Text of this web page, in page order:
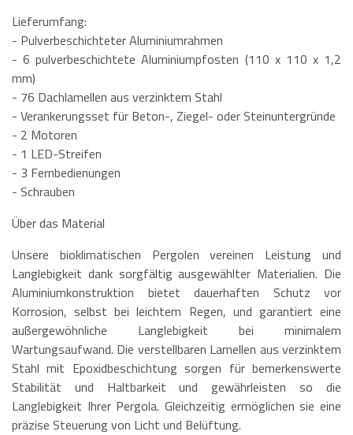
Lieferumfang:
- Pulverbeschichteter Aluminiumrahmen
- 6 pulverbeschichtete Aluminiumpfosten (110 x 110 x 1,2
mm)
- 76 Dachlamellen aus verzinktem Stahl
- Verankerungsset für Beton-, Ziegel- oder Steinuntergründe
- 2 Motoren
- 1 LED-Streifen
- 3 Fernbedienungen
- Schrauben
Über das Material
Unsere bioklimatischen Pergolen vereinen Leistung und
Langlebigkeit dank sorgfältig ausgewählter Materialien. Die
Aluminiumkonstruktion bietet dauerhaften Schutz vor
Korrosion, selbst bei leichtem Regen, und garantiert eine
außergewöhnliche Langlebigkeit bei minimalem
Wartungsaufwand. Die verstellbaren Lamellen aus verzinktem
Stahl mit Epoxidbeschichtung sorgen für bemerkenswerte
Stabilität und Haltbarkeit und gewährleisten so die
Langlebigkeit Ihrer Pergola. Gleichzeitig ermöglichen sie eine
präzise Steuerung von Licht und Belüftung.